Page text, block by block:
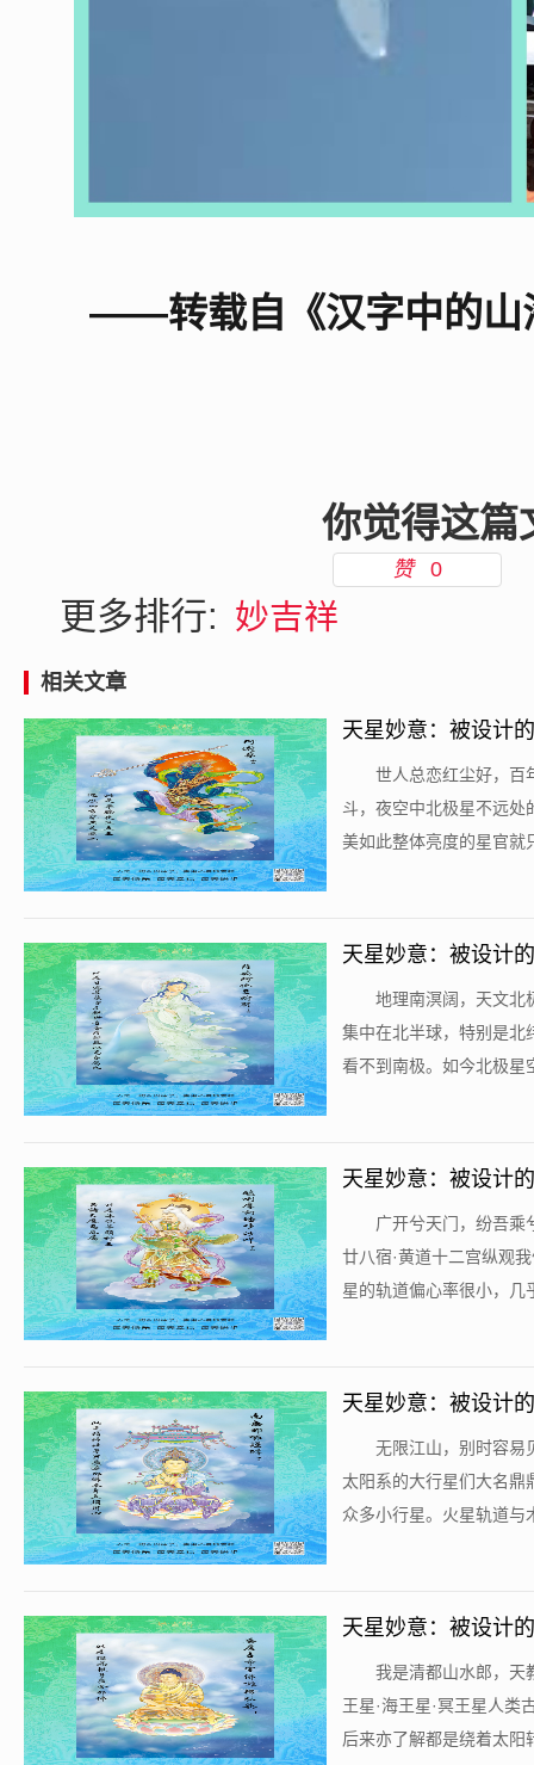
——转载自《汉字中的
你觉得这篇
赞 0
更多排行: 妙吉祥
相关文章
天星妙意：被设计
世人总恋红尘好，百
斗，夜空中北极星不远处
美如此整体亮度的星官就
天星妙意：被设计
地理南溟阔，天文北
集中在北半球，特别是北
看不到南极。如今北极星
天星妙意：被设计
广开兮天门，纷吾乘
廿八宿·黄道十二宫纵观
星的轨道偏心率很小，
天星妙意：被设计
无限江山，别时容易
太阳系的大行星们大名鼎
众多小行星。火星轨道
天星妙意：被设计
我是清都山水郎，天
王星·海王星·冥王星人
后来亦了解都是绕着太阳